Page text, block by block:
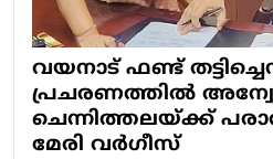
വയനാട് ഫണ്ട്
പ്രചരണത്തിൽ
ചെന്നിത്തലയ്ക്ക്
മേരി വർ​ഗീസ്